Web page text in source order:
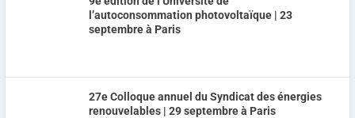
l’autoconsommation photovoltaïque | 23
septembre à Paris
27e Colloque annuel du Syndicat des énergies
renouvelables | 29 septembre à Paris